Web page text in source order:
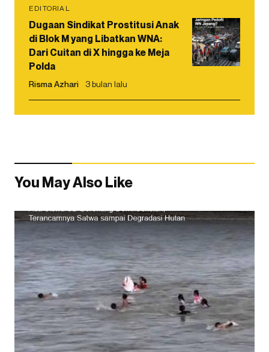
EDITORIAL
Dugaan Sindikat Prostitusi Anak
di Blok M yang Libatkan WNA:
Dari Cuitan di X hingga ke Meja
Polda
Risma Azhari 3 bulan lalu
You May Also Like